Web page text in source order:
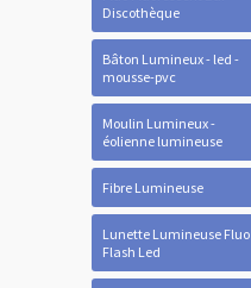
Discothèque
Bâton Lumineux - led -
mousse-pvc
Moulin Lumineux -
éolienne lumineuse
Fibre Lumineuse
Lunette Lumineuse Fluo
Flash Led